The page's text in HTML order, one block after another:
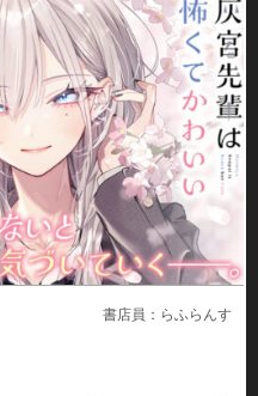
書店員：らふらんす